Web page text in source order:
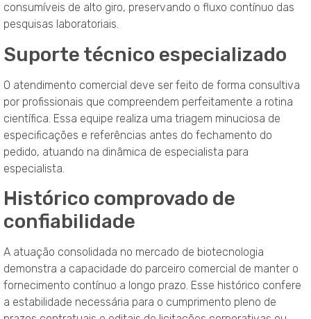
consumíveis de alto giro, preservando o fluxo contínuo das
pesquisas laboratoriais.
Suporte técnico especializado
O atendimento comercial deve ser feito de forma consultiva
por profissionais que compreendem perfeitamente a rotina
científica. Essa equipe realiza uma triagem minuciosa de
especificações e referências antes do fechamento do
pedido, atuando na dinâmica de especialista para
especialista.
Histórico comprovado de
confiabilidade
A atuação consolidada no mercado de biotecnologia
demonstra a capacidade do parceiro comercial de manter o
fornecimento contínuo a longo prazo. Esse histórico confere
a estabilidade necessária para o cumprimento pleno de